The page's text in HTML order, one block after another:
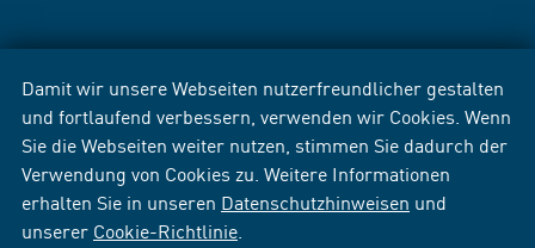
Damit wir unsere Webseiten nutzerfreundlicher gestalten
und fortlaufend verbessern, verwenden wir Cookies. Wenn
Sie die Webseiten weiter nutzen, stimmen Sie dadurch der
Verwendung von Cookies zu. Weitere Informationen
erhalten Sie in unseren Datenschutzhinweisen und
unserer Cookie-Richtlinie